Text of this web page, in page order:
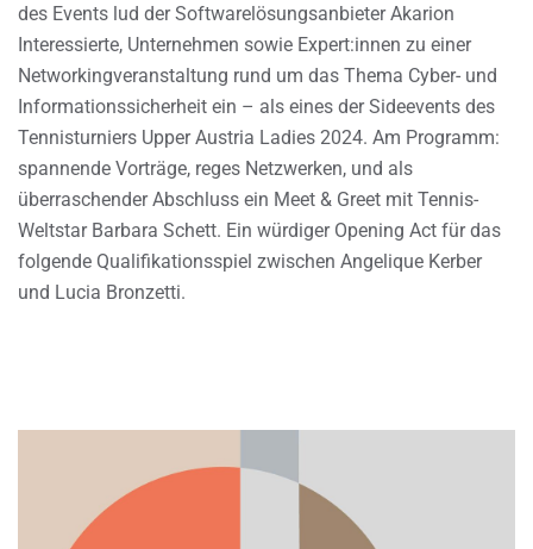
des Events lud der Softwarelösungsanbieter Akarion
Interessierte, Unternehmen sowie Expert:innen zu einer
Networkingveranstaltung rund um das Thema Cyber- und
Informationssicherheit ein – als eines der Sideevents des
Tennisturniers Upper Austria Ladies 2024. Am Programm:
spannende Vorträge, reges Netzwerken, und als
überraschender Abschluss ein Meet & Greet mit Tennis-
Weltstar Barbara Schett. Ein würdiger Opening Act für das
folgende Qualifikationsspiel zwischen Angelique Kerber
und Lucia Bronzetti.